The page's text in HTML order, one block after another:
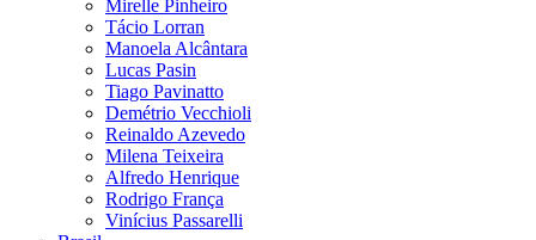
Mirelle Pinheiro
Tácio Lorran
Manoela Alcântara
Lucas Pasin
Tiago Pavinatto
Demétrio Vecchioli
Reinaldo Azevedo
Milena Teixeira
Alfredo Henrique
Rodrigo França
Vinícius Passarelli